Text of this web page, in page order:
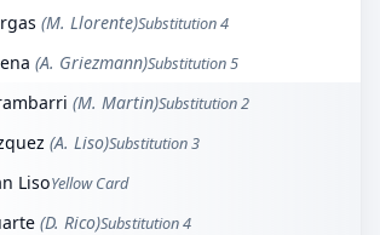
(M. Llorente)Substitution 4
(A. Griezmann)Substitution 5
(M. Martin)Substitution 2
(A. Liso)Substitution 3
LisoYellow Card
(D. Rico)Substitution 4